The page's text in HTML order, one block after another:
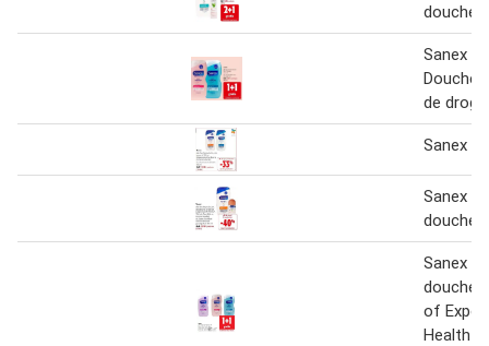
Sanex
de
Sanex
Sanex
Sanex
of
Health